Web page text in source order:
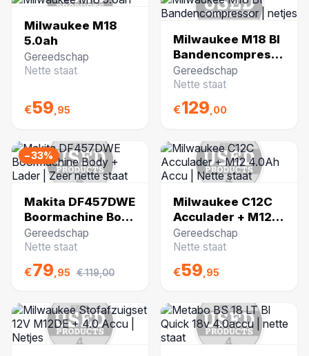
Milwaukee M18
5.0ah
Gereedschap
Nette staat
€59 ,95
Milwaukee M18 BI
Bandencompressor
| netjes
Gereedschap
Nette staat
€129 ,00
−33%
Makita DF457DWE
Boormachine Body
+ Lader | Zeer
nette staat
Gereedschap
Nette staat
€79 ,95 € 119,00
Milwaukee C12C
Acculader + M12
4.0Ah Accu | Nette
staat
Gereedschap
Nette staat
€59 ,95